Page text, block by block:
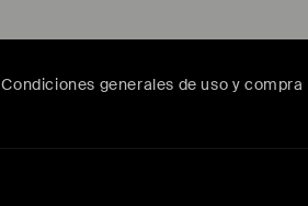
Condiciones generales de uso y compra